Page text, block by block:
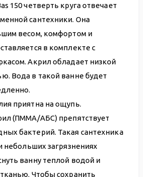
150 четверть круга отвечает
сантехники. Она
весом, комфортом и
в комплекте с
Акрил обладает низкой
Вода в такой ванне будет
приятна на ощупь.
(ПММА/АБС) препятствует
бактерий. Такая сантехника
небольших загрязнениях
ванну теплой водой и
Чтобы сохранить